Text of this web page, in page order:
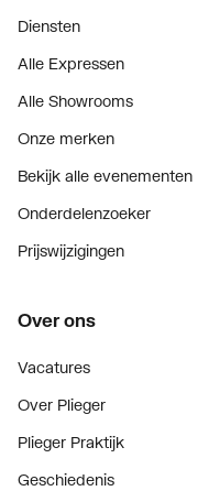
Diensten
Alle Expressen
Alle Showrooms
Onze merken
Bekijk alle evenementen
Onderdelenzoeker
Prijswijzigingen
Over ons
Vacatures
Over Plieger
Plieger Praktijk
Geschiedenis